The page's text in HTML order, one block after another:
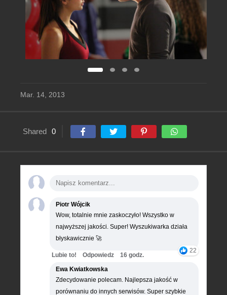
Mar. 14, 2013
Shared 0
Piotr Wójcik
Wow, totalnie mnie zaskoczyło! Wszystko w
najwyższej jakości. Super! Wyszukiwarka działa
błyskawicznie 🚀
22
Lubie to! Odpowiedz
16 godz.
Ewa Kwiatkowska
Zdecydowanie polecam. Najlepsza jakość w
porównaniu do innych serwisów. Super szybkie